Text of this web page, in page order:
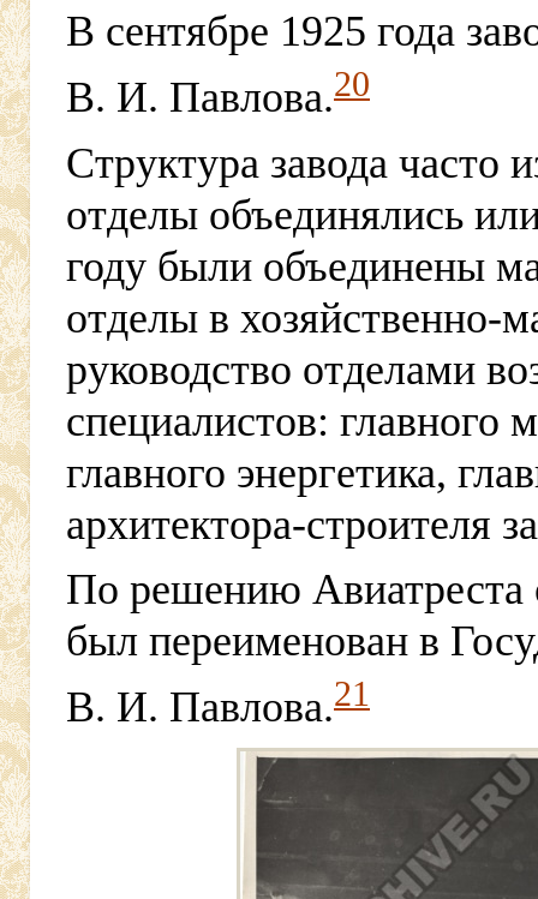
В сентябре 1925 года
В. И. Павлова.20
Структура завода часто
отделы объединялись
году были объединены
отделы в хозяйственно-
руководство отделами
специалистов: главного
главного энергетика,
архитектора-строителя
По решению Авиатреста
был переименован в
В. И. Павлова.21